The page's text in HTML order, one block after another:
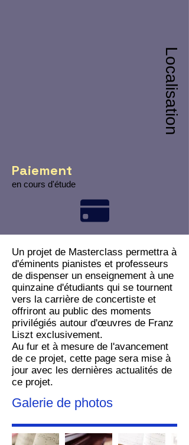
Localisation
Paiement
en cours d'étude
Un projet de Masterclass permettra à
d'éminents pianistes et professeurs
de dispenser un enseignement à une
quinzaine d'étudiants qui se tournent
vers la carrière de concertiste et
offriront au public des moments
privilégiés autour d'œuvres de Franz
Liszt exclusivement.
Au fur et à mesure de l'avancement
de ce projet, cette page sera mise à
jour avec les dernières actualités de
ce projet.
Galerie de photos